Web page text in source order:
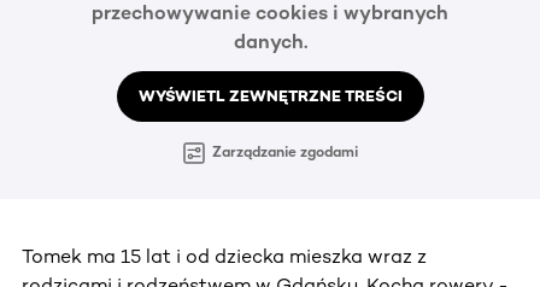
przechowywanie cookies i wybranych
danych.
WYŚWIETL ZEWNĘTRZNE TREŚCI
Zarządzanie zgodami
Tomek ma 15 lat i od dziecka mieszka wraz z